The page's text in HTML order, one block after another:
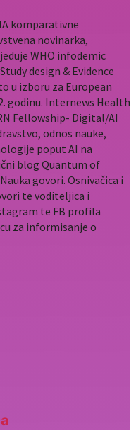
komparativne
novinarka,
WHO infodemic
design & Evidence
u izboru za European
godinu. Internews Health
Fellowship- Digital/AI
odnos nauke,
poput AI na
blog Quantum of
govori. Osnivačica i
te voditeljica i
te FB profila
za informisanje o